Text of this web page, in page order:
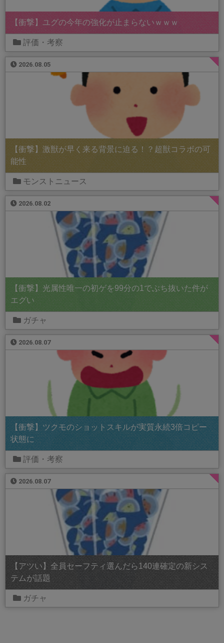
【衝撃】ユグの今年の強化が止まらないｗｗｗ
評価・考察
2026.08.05
【衝撃】激獣が早く来る背景に迫る！？超獣コラボの可
能性
モンストニュース
2026.08.02
【衝撃】光属性唯一の初ゲを99分の1でぶち抜いた件が
エグい
ガチャ
2026.08.07
【衝撃】ツクモのショットスキルが実質永続3倍コピー
状態に
評価・考察
2026.08.07
【アツい】全員セーフティ選んだら140連確定の新シス
テムが話題
ガチャ